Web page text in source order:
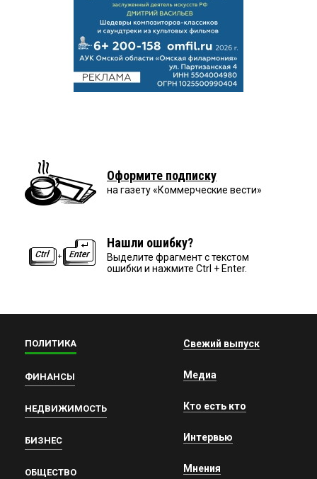
Оформите подписку
на газету «Коммерческие вести»
Нашли ошибку?
Выделите фрагмент с текстом
ошибки и нажмите Ctrl + Enter.
ПОЛИТИКА
ФИНАНСЫ
НЕДВИЖИМОСТЬ
БИЗНЕС
ОБЩЕСТВО
Свежий выпуск
Медиа
Кто есть кто
Интервью
Мнения